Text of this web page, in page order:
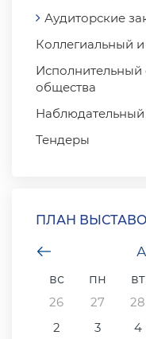
Аудиторские
Коллегиальный
Исполнительный
общества
Наблюдательный
Тендеры
ПЛАН
вс
пн вт
26
27 28
2
3 4